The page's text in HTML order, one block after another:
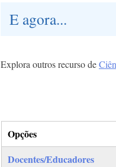
E agora...
Explora outros recurso de
Opções
(separador ativo)
Docentes/Educadores